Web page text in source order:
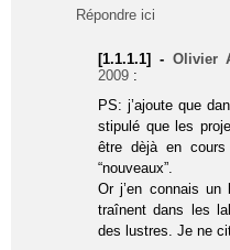
Répondre ici
[1.1.1.1] - Olivier
2009 :
PS: j’ajoute que
stipulé que les
être dèjà en cours
“nouveaux”.
Or j’en connais un
traînent dans les
des lustres. Je ne